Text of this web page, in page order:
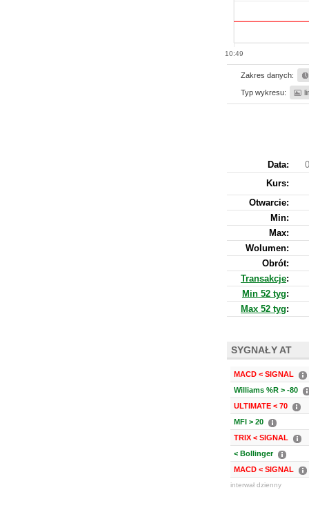
10:49
Zakres danych:
Typ wykresu:
Data:
Kurs:
Otwarcie:
Min:
Max:
Wolumen:
Obrót:
Transakcje:
Min 52 tyg:
Max 52 tyg:
SYGNAŁY AT
MACD < SIGNAL
Williams %R > -80
ULTIMATE < 70
MFI > 20
TRIX < SIGNAL
< Bollinger
MACD < SIGNAL
interwał dzienny